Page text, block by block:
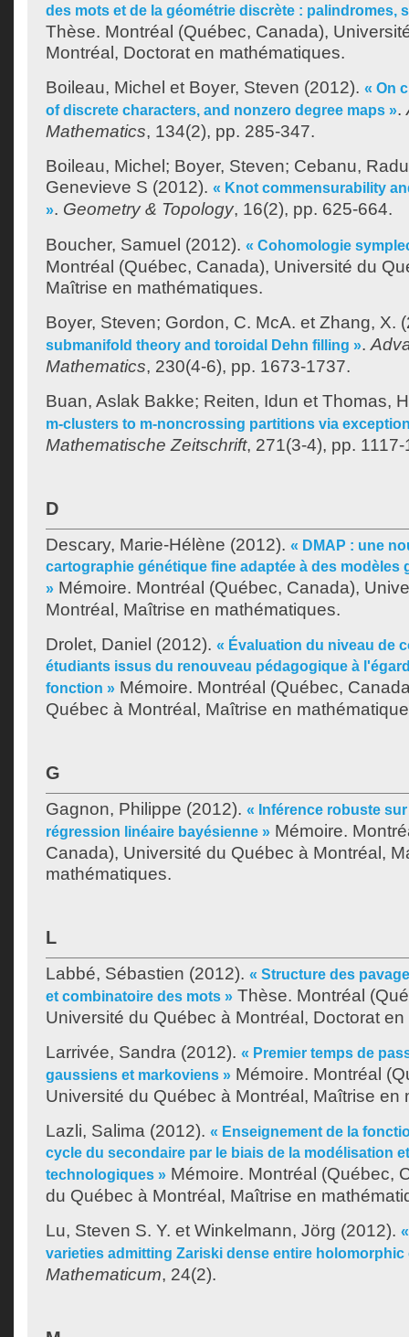
des mots et de la géométrie discrète : palindromes,
Thèse. Montréal (Québec, Canada),
Montréal, Doctorat en mathématiques.
Boileau, Michel et Boyer, Steven (2012). « On
of discrete characters, and nonzero degree maps ».
Mathematics, 134(2), pp. 285-347.
Boileau, Michel ; Boyer, Steven; Cebanu, Radu
Genevieve S (2012). « Knot commensurability
». Geometry & Topology, 16(2), pp. 625-664.
Boucher, Samuel (2012). « Cohomologie
Montréal (Québec, Canada), Université du
Maîtrise en mathématiques.
Boyer, Steven; Gordon, C. McA. et Zhang, X.
submanifold theory and toroidal Dehn filling ».
Mathematics, 230(4-6), pp. 1673-1737.
Buan, Aslak Bakke; Reiten, Idun et Thomas,
m-clusters to m-noncrossing partitions via
Mathematische Zeitschrift, 271(3-4), pp. 1117-
D
Descary, Marie-Hélène (2012). « DMAP : une
cartographie génétique fine adaptée à des modèles
» Mémoire. Montréal (Québec, Canada),
Montréal, Maîtrise en mathématiques.
Drolet, Daniel (2012). « Évaluation du niveau de
étudiants issus du renouveau pédagogique à
fonction » Mémoire. Montréal (Québec,
Québec à Montréal, Maîtrise en
G
Gagnon, Philippe (2012). « Inférence robuste
régression linéaire bayésienne » Mémoire.
Canada), Université du Québec à Montréal,
mathématiques.
L
Labbé, Sébastien (2012). « Structure des
et combinatoire des mots » Thèse. Montréal
Université du Québec à Montréal, Doctorat
Larrivée, Sandra (2012). « Premier temps de
gaussiens et markoviens » Mémoire. Montréal
Université du Québec à Montréal, Maîtrise en
Lazli, Salima (2012). « Enseignement de la
cycle du secondaire par le biais de la modélisation
technologiques » Mémoire. Montréal (Québec,
du Québec à Montréal, Maîtrise en
Lu, Steven S. Y. et Winkelmann, Jörg (2012).
varieties admitting Zariski dense entire holomorphic
Mathematicum, 24(2).